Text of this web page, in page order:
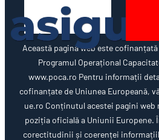
Această pagină web este
Programul Operațional
www.poca.ro Pentru informații
cofinanțate de Uniunea Europeană,
ue.ro Conținutul acestei pagini
poziția oficială a Uniunii Europene.
corectitudinii și coerenței
paginii